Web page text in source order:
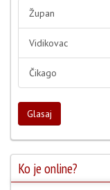
Župan
Vidikovac
Čikago
Glasaj
Ko je online?